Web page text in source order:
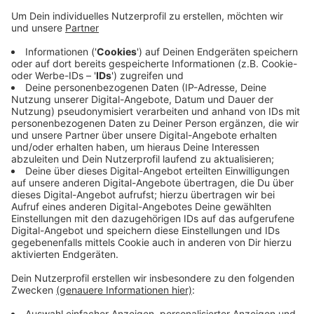
Sie bekommen für ihren Einsatz jetzt in der Corona-
Krise viel Applaus, Schokolade und eine Prämie. Alles
nett gemeint, sagt die Katholische Arbeitnehmner-
Bewegung. Es sei aber nötig, den Mitarbeitern in der
Pflegebranche mehr entgegenzukommen. Mit mehr
Geld, festen Arbeits- und Ruhezeiten und täglichen
Corona-Tests. Die KAB macht darauf mit einer Plakat-
Aktion aufmerksam, die Kampagne startet heute. Die
Plakaten sollen möglichst flächendeckend verteilt in
den Fenstern hängen.
Anzeige